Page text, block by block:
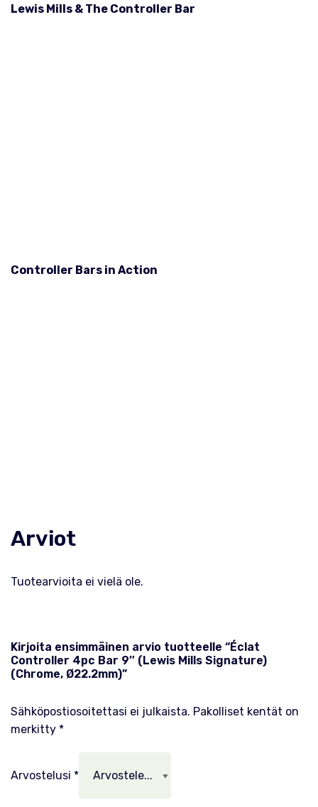
Lewis Mills & The Controller Bar
Controller Bars in Action
Arviot
Tuotearvioita ei vielä ole.
Kirjoita ensimmäinen arvio tuotteelle “Éclat
Controller 4pc Bar 9″ (Lewis Mills Signature)
(Chrome, Ø22.2mm)”
Sähköpostiosoitettasi ei julkaista. Pakolliset kentät on
merkitty *
Arvostelusi *